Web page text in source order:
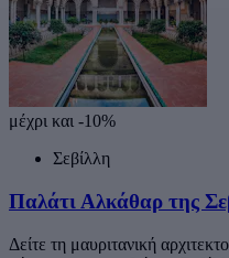
μέχρι και -10%
Σεβίλλη
Παλάτι Αλκάθαρ της
Δείτε τη μαυριτανική